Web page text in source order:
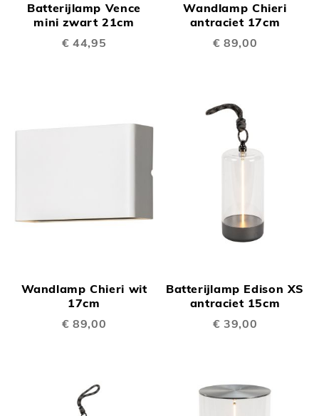
Batterijlamp Vence
mini zwart 21cm
€ 44,95
Wandlamp Chieri
antraciet 17cm
€ 89,00
Wandlamp Chieri wit
17cm
€ 89,00
Batterijlamp Edison XS
antraciet 15cm
€ 39,00